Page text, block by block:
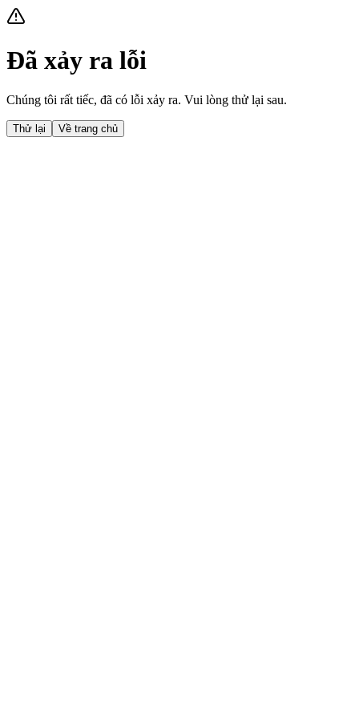
Đã xảy ra lỗi
Chúng tôi rất tiếc, đã có lỗi xảy ra. Vui lòng thử lại sau.
Thử lại Về trang chủ